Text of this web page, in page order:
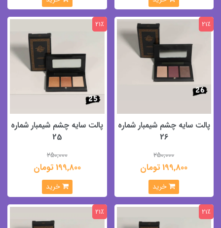
پالت سایه چشم شیمبار شماره
26
250,000
199,800 تومان
21٪
خرید
پالت سایه چشم شیمبار شماره
25
250,000
199,800 تومان
21٪
خرید
21٪ 21٪